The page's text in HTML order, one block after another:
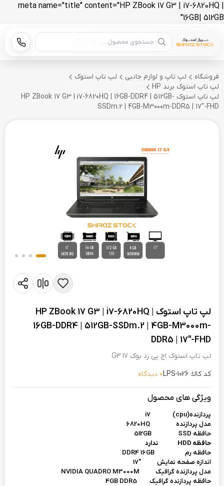
meta name="title" content="HP ZBook 17 G3 | i7-6820HQ |
16GB| 512GB"
جستجوی محصول
فروشگاه لپ تاپ و لوازم جانبی
لپ تاپ استوک
لپ تاپ استوک برند HP
لپ تاپ استوک HP ZBook 17 G3 | i7-6820HQ | 16GB-DDR4 | 512GB-
SSDm.2 | 4GB-M3000m-DDR5 | 17"-FHD
لپ تاپ استوک HP ZBook 17 G3 | i7-6820HQ |
16GB-DDR4 | 512GB-SSDm.2 | 4GB-M3000m-
DDR5 | 17"-FHD
لپ تاپ استوک اچ پی زد بوک 17 G3
کد کالا: LPS-1026
0 دیدگاه
ویژگی های محصول
پردازنده(cpu)
مدل پردازنده 6820HQ
حافظه 512GB SSD
حافظه HDD ندارد
حافظه رم DDR4 16GB
اندازه صفحه نمایش "17
مدل پردازنده گرافیک NVIDIA QUADRO M3000M
حافظه پردازنده گرافیک 4GB DDR5